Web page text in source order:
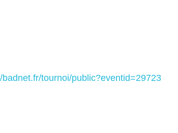
badnet.fr/tournoi/public?eventid=29723